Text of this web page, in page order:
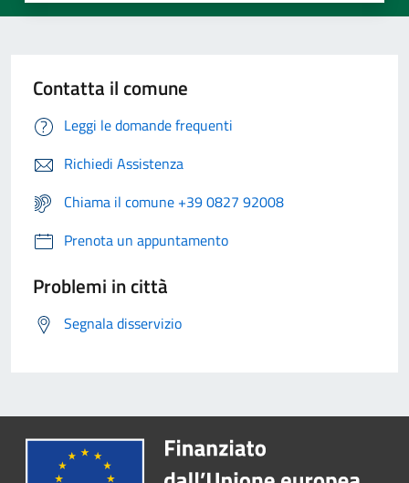
Contatta il comune
Leggi le domande frequenti
Richiedi Assistenza
Chiama il comune +39 0827 92008
Prenota un appuntamento
Problemi in città
Segnala disservizio